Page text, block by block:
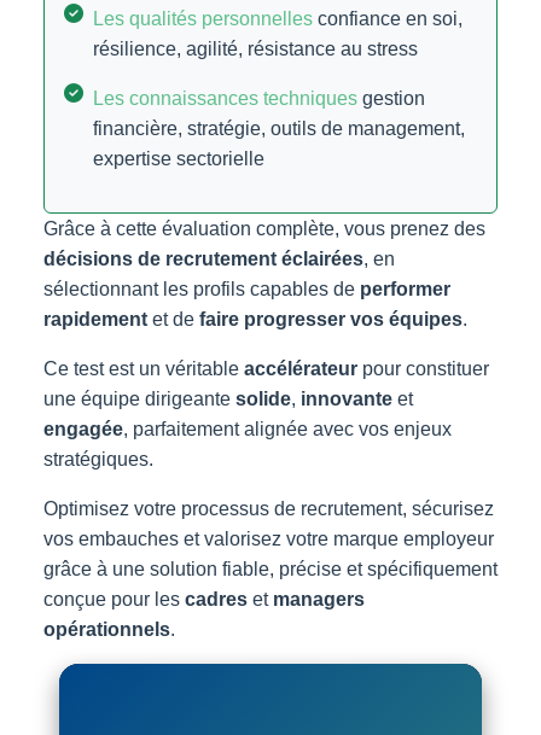
Les qualités personnelles confiance en soi,
résilience, agilité, résistance au stress
Les connaissances techniques gestion
financière, stratégie, outils de management,
expertise sectorielle
Grâce à cette évaluation complète, vous prenez des
décisions de recrutement éclairées, en
sélectionnant les profils capables de performer
rapidement et de faire progresser vos équipes.
Ce test est un véritable accélérateur pour constituer
une équipe dirigeante solide, innovante et
engagée, parfaitement alignée avec vos enjeux
stratégiques.
Optimisez votre processus de recrutement, sécurisez
vos embauches et valorisez votre marque employeur
grâce à une solution fiable, précise et spécifiquement
conçue pour les cadres et managers
opérationnels.